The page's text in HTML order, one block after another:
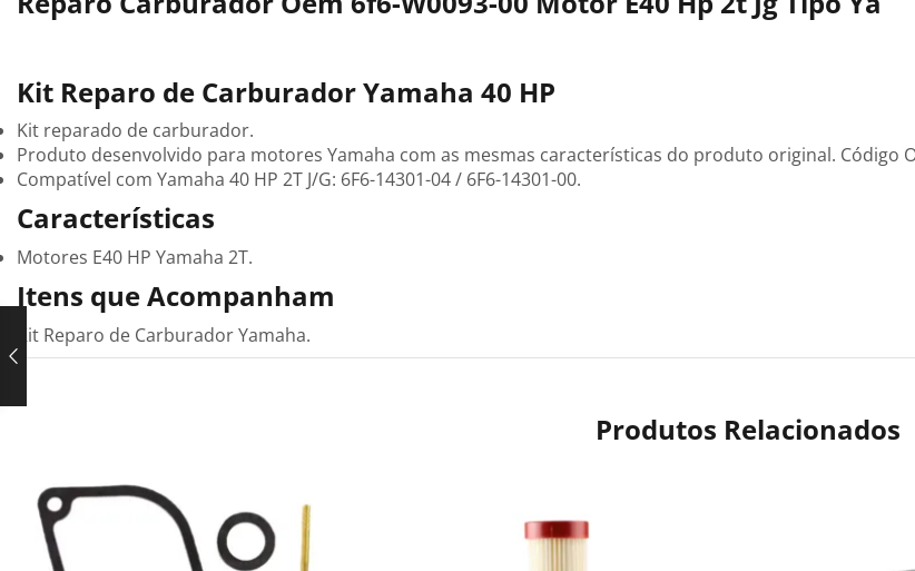
Kit Reparo de Carburador Yamaha 40 HP
Kit reparado de carburador.
Produto desenvolvido para motores Yamaha com as mesmas características do produto original. Código
Compatível com Yamaha 40 HP 2T J/G: 6F6-14301-04 / 6F6-14301-00.
Características
Motores E40 HP Yamaha 2T.
Itens que Acompanham
Kit Reparo de Carburador Yamaha.
Produtos Relacionados